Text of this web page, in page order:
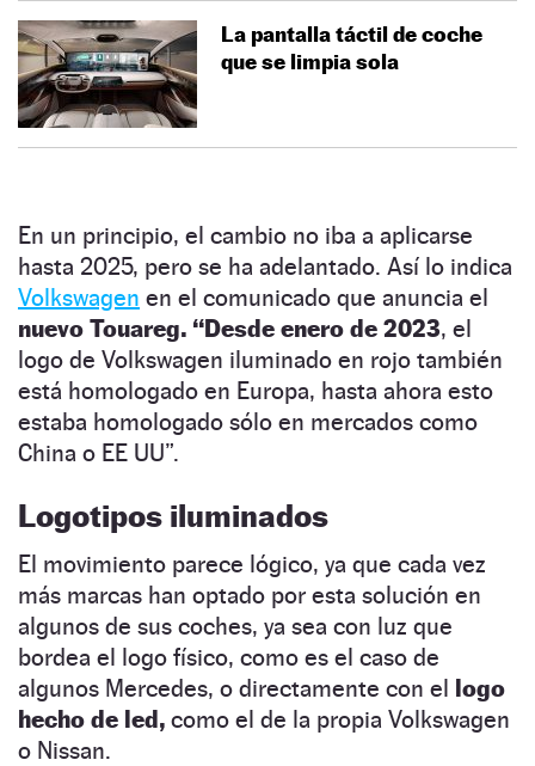
La pantalla táctil de coche
que se limpia sola
En un principio, el cambio no iba a aplicarse
hasta 2025, pero se ha adelantado. Así lo indica
Volkswagen en el comunicado que anuncia el
nuevo Touareg. “Desde enero de 2023, el
logo de Volkswagen iluminado en rojo también
está homologado en Europa, hasta ahora esto
estaba homologado sólo en mercados como
China o EE UU”.
Logotipos iluminados
El movimiento parece lógico, ya que cada vez
más marcas han optado por esta solución en
algunos de sus coches, ya sea con luz que
bordea el logo físico, como es el caso de
algunos Mercedes, o directamente con el logo
hecho de led, como el de la propia Volkswagen
o Nissan.